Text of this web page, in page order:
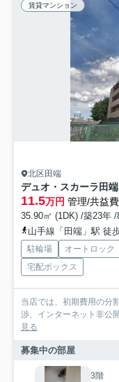
賃貸マンション
北区田端
デュオ・スカーラ田端
11.5万円 管理/共益
35.90㎡ (1DK) /築23年 /
山手線「田端」駅 徒
駐輪場 オートロック
宅配ボックス
当店では、初期費用の分
渉、インターネット非公
見る
募集中の部屋
3階